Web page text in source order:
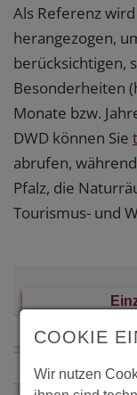
Als Referenz
herangezogen,
berücksichtigen,
Besonderheiten
Monate bzw.
DWD können Sie
abrufen,
Pfalz, die
Tourismus- und
COOKIE
Wir nutzen